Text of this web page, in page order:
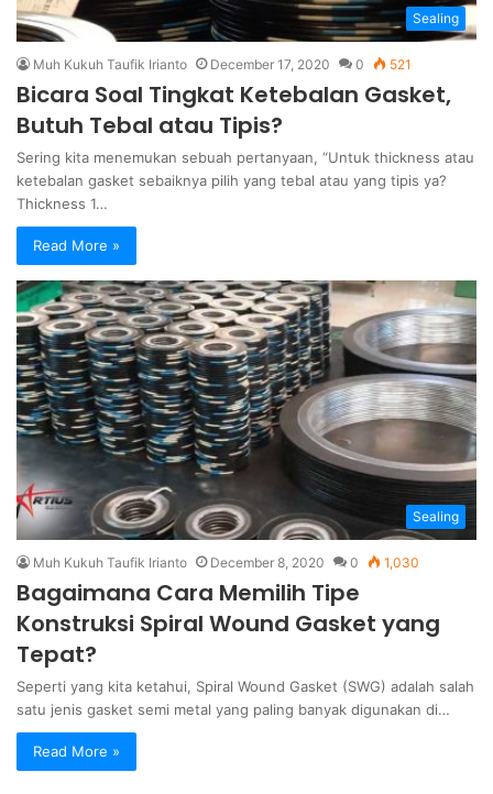
Sealing
Muh Kukuh Taufik Irianto December 17, 2020 0 521
Bicara Soal Tingkat Ketebalan Gasket,
Butuh Tebal atau Tipis?
Sering kita menemukan sebuah pertanyaan, “Untuk thickness atau
ketebalan gasket sebaiknya pilih yang tebal atau yang tipis ya?
Thickness 1…
Read More »
Sealing
Muh Kukuh Taufik Irianto December 8, 2020 0 1,030
Bagaimana Cara Memilih Tipe
Konstruksi Spiral Wound Gasket yang
Tepat?
Seperti yang kita ketahui, Spiral Wound Gasket (SWG) adalah salah
satu jenis gasket semi metal yang paling banyak digunakan di…
Read More »